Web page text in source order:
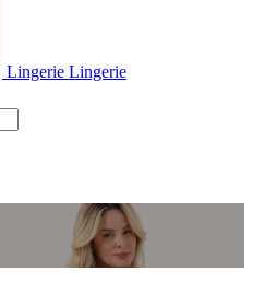
Lingerie Lingerie